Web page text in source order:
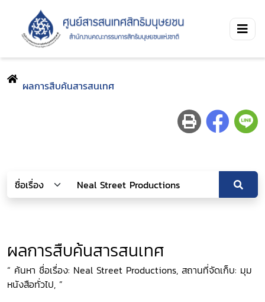
ผลการสืบค้นสารสนเทศ
ผลการสืบค้นสารสนเทศ
“ ค้นหา ชื่อเรื่อง: Neal Street Productions, สถานที่จัดเก็บ: มุม
หนังสือทั่วไป, ”